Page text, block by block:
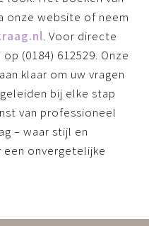
onze website of neem
. Voor directe
(0184) 612529. Onze
klaar om uw vragen
bij elke stap
van professioneel
– waar stijl en
een onvergetelijke